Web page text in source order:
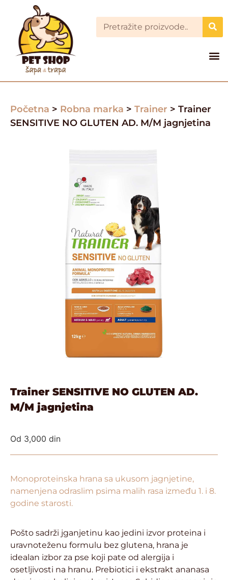
Početna > Robna marka > Trainer > Trainer
SENSITIVE NO GLUTEN AD. M/M jagnjetina
Trainer SENSITIVE NO GLUTEN AD.
M/M jagnjetina
Od 3,000 din
Monoproteinska hrana sa ukusom jagnjetine,
namenjena odraslim psima malih rasa između 1. i 8.
godine starosti.
Pošto sadrži jganjetinu kao jedini izvor proteina i
uravnoteženu formulu bez glutena, hrana je
idealan izbor za pse koji pate od alergija i
osetljivosti na hranu. Prebiotici i ekstrakt ananasa